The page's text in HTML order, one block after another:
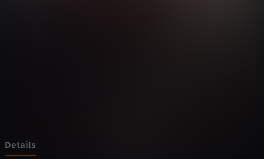
t
Details